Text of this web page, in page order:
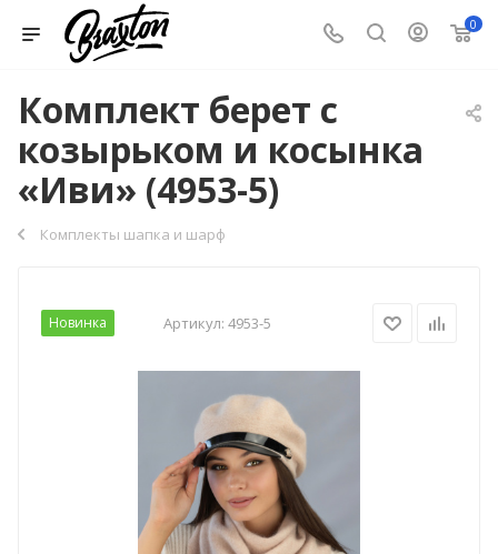
0
Комплект берет с
козырьком и косынка
«Иви» (4953-5)
Комплекты шапка и шарф
Новинка Артикул: 4953-5